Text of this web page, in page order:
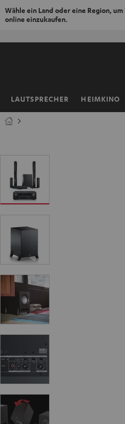
Wähle ein Land oder eine Region,
online einzukaufen.
LAUTSPRECHER HEIMKINO
Startseite